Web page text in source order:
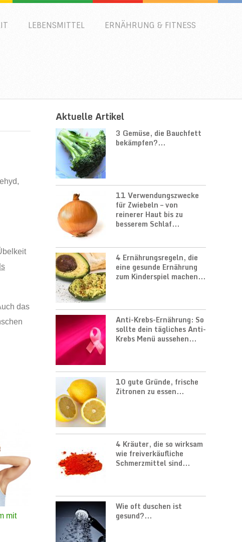
LEBENSMITTEL ERNÄHRUNG & FITNESS
das
mit
Aktuelle Artikel
3 Gemüse, die Bauchfett
bekämpfen?...
11 Verwendungszwecke
für Zwiebeln – von
reinerer Haut bis zu
besserem Schlaf...
4 Ernährungsregeln, die
eine gesunde Ernährung
zum Kinderspiel machen...
Anti-Krebs-Ernährung: So
sollte dein tägliches Anti-
Krebs Menü aussehen...
10 gute Gründe, frische
Zitronen zu essen...
4 Kräuter, die so wirksam
wie freiverkäufliche
Schmerzmittel sind...
Wie oft duschen ist
gesund?...